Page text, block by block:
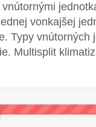
vonkajšej
Typy
Multisplit